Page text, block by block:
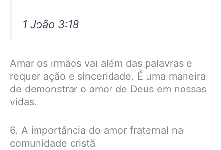
1 João 3:18
Amar os irmãos vai além das palavras e
requer ação e sinceridade. É uma maneira
de demonstrar o amor de Deus em nossas
vidas.
6. A importância do amor fraternal na
comunidade cristã